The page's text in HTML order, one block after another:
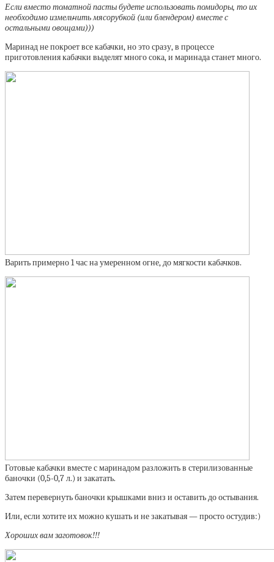
Если вместо томатной пасты будете использовать помидоры, то их
необходимо измельчить мясорубкой (или блендером) вместе с
остальными овощами)))
Маринад не покроет все кабачки, но это сразу, в процессе
приготовления кабачки выделят много сока, и маринада станет много.
Варить примерно 1 час на умеренном огне, до мягкости кабачков.
Готовые кабачки вместе с маринадом разложить в стерилизованные
баночки (0,5-0,7 л.) и закатать.
Затем перевернуть баночки крышками вниз и оставить до остывания.
Или, если хотите их можно кушать и не закатывая — просто остудив:)
Хороших вам заготовок!!!